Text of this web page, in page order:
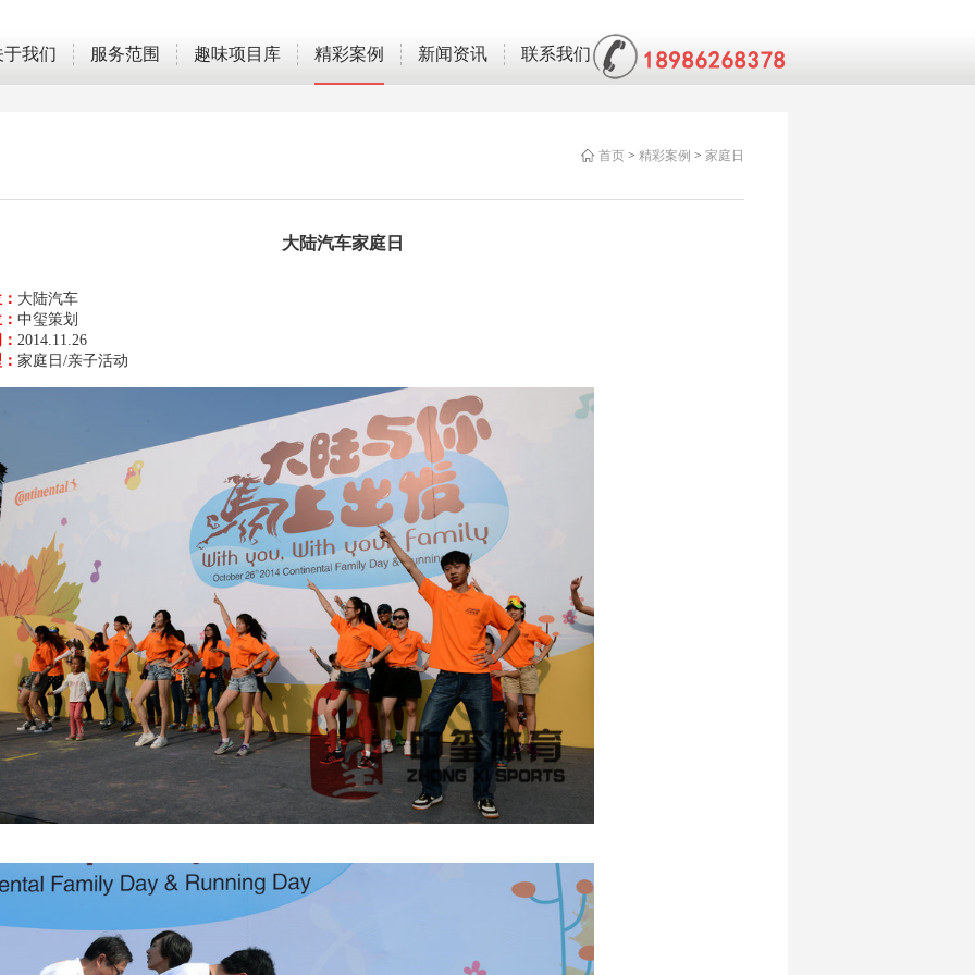
于我们 服务范围 趣味项目库 精彩案例 新闻资讯 联系我们
首页 > 精彩案例 > 家庭日
大陆汽车家庭日
大陆汽车
中玺策划
2014.11.26
家庭日/亲子活动